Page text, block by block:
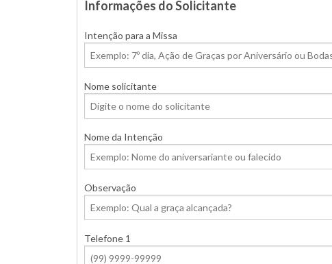
Informações do Solicitante
Intenção para a Missa
Nome solicitante
Nome da Intenção
Observação
Telefone 1